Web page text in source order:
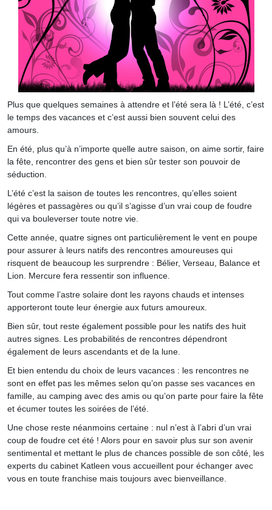
Plus que quelques semaines à attendre et l’été sera là ! L’été, c’est
le temps des vacances et c’est aussi bien souvent celui des
amours.
En été, plus qu’à n’importe quelle autre saison, on aime sortir, faire
la fête, rencontrer des gens et bien sûr tester son pouvoir de
séduction.
L’été c’est la saison de toutes les rencontres, qu’elles soient
légères et passagères ou qu’il s’agisse d’un vrai coup de foudre
qui va bouleverser toute notre vie.
Cette année, quatre signes ont particulièrement le vent en poupe
pour assurer à leurs natifs des rencontres amoureuses qui
risquent de beaucoup les surprendre : Bélier, Verseau, Balance et
Lion. Mercure fera ressentir son influence.
Tout comme l’astre solaire dont les rayons chauds et intenses
apporteront toute leur énergie aux futurs amoureux.
Bien sûr, tout reste également possible pour les natifs des huit
autres signes. Les probabilités de rencontres dépendront
également de leurs ascendants et de la lune.
Et bien entendu du choix de leurs vacances : les rencontres ne
sont en effet pas les mêmes selon qu’on passe ses vacances en
famille, au camping avec des amis ou qu’on parte pour faire la fête
et écumer toutes les soirées de l’été.
Une chose reste néanmoins certaine : nul n’est à l’abri d’un vrai
coup de foudre cet été ! Alors pour en savoir plus sur son avenir
sentimental et mettant le plus de chances possible de son côté, les
experts du cabinet Katleen vous accueillent pour échanger avec
vous en toute franchise mais toujours avec bienveillance.